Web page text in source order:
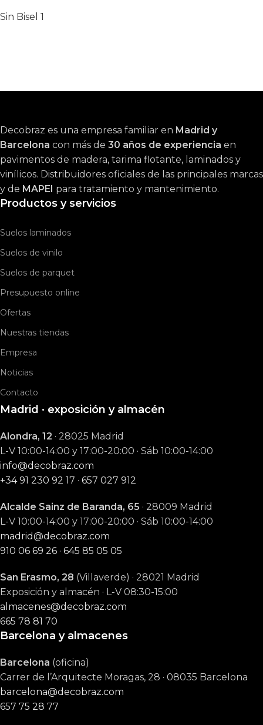
Sin Bisel 1
Decobraz es una empresa familiar en Madrid y
Barcelona con más de 30 años de experiencia en
pavimentos de madera, tarima flotante, laminados y
vinílicos. Distribuidores oficiales de las principales marcas
y de MAPEI para tratamiento y mantenimiento.
Productos y servicios
Suelos laminados
Suelos de vinilo
Suelos de parquet
Presupuesto online
Ofertas
Nuestras tiendas
Empresa
Noticias
Contacto
Madrid · exposición y almacén
Alondra, 12 · 28025 Madrid
L-V 10:00-14:00 y 17:00-20:00 · Sáb 10:00-14:00
info@decobraz.com
+34 91 230 92 17 · 657 027 912
Alcalde Sainz de Baranda, 65 · 28009 Madrid
L-V 10:00-14:00 y 17:00-20:00 · Sáb 10:00-14:00
madrid@decobraz.com
910 06 69 26 · 645 85 05 05
San Erasmo, 28 (Villaverde) · 28021 Madrid
Exposición y almacén · L-V 08:30-15:00
almacenes@decobraz.com
665 78 81 70
Barcelona y almacenes
Barcelona (oficina)
Carrer de l’Arquitecte Moragas, 28 · 08035 Barcelona
barcelona@decobraz.com
657 75 28 77